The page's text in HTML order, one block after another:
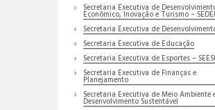
Secretaria Executiva de
Econômico, Inovação e Turismo –
Secretaria Executiva de
Secretaria Executiva de Educação
Secretaria Executiva de Esportes –
Secretaria Executiva de Finanças e
Planejamento
Secretaria Executiva de Meio Ambiente
Desenvolvimento Sustentável